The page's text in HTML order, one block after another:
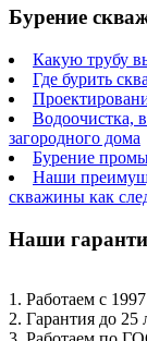
Бурение
Какую трубу
Где бурить
Водоочистка,
загородного дома
Бурение
Наши
скважины как
Наши
1. Работаем с
2. Гарантия до 25